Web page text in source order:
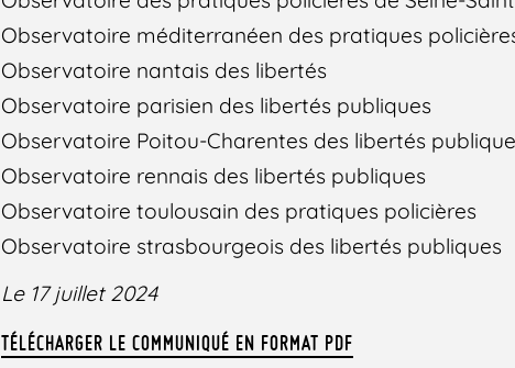
Observatoire méditerranéen des pratiques
Observatoire nantais des libertés
Observatoire parisien des libertés publiques
Observatoire Poitou-Charentes des libertés
Observatoire rennais des libertés publiques
Observatoire toulousain des pratiques policières
Observatoire strasbourgeois des libertés publiques
Le 17 juillet 2024
TÉLÉCHARGER LE COMMUNIQUÉ EN FORMAT PDF